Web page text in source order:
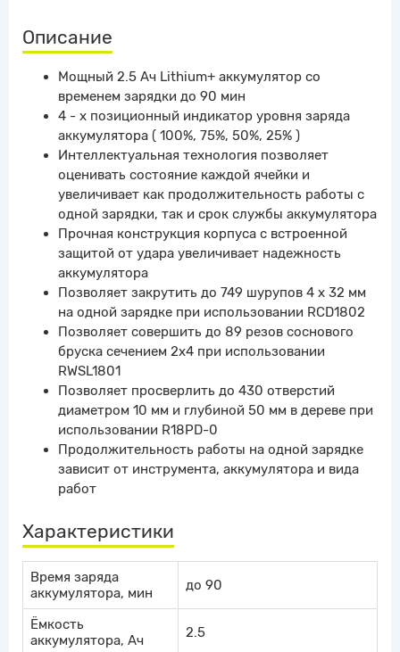
Описание
Мощный 2.5 Ач Lithium+ аккумулятор со
временем зарядки до 90 мин
4 - х позиционный индикатор уровня заряда
аккумулятора ( 100%, 75%, 50%, 25% )
Интеллектуальная технология позволяет
оценивать состояние каждой ячейки и
увеличивает как продолжительность работы с
одной зарядки, так и срок службы аккумулятора
Прочная конструкция корпуса с встроенной
защитой от удара увеличивает надежность
аккумулятора
Позволяет закрутить до 749 шурупов 4 х 32 мм
на одной зарядке при использовании RCD1802
Позволяет совершить до 89 резов соснового
бруска сечением 2х4 при использовании
RWSL1801
Позволяет просверлить до 430 отверстий
диаметром 10 мм и глубиной 50 мм в дереве при
использовании R18PD-0
Продолжительность работы на одной зарядке
зависит от инструмента, аккумулятора и вида
работ
Характеристики
Время заряда
аккумулятора, мин
до 90
Ёмкость
аккумулятора, Ач
2.5